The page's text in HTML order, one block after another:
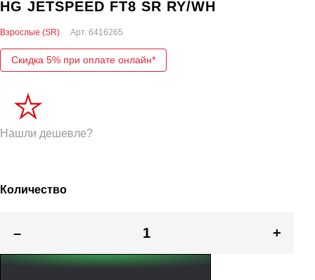
HG JETSPEED FT8 SR RY/WH
Взрослые (SR) Арт. 6416265
Скидка 5% при оплате онлайн*
Нашли дешевле?
Количество
– +